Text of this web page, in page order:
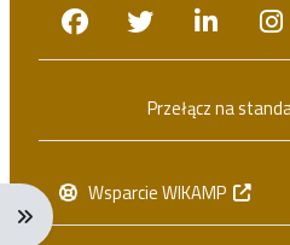
Rozwiń menu nawigacji: Ctrl + Alt + →
FacebookTwitterLinkedin
Przełącz na
Wsparcie WIKAMP